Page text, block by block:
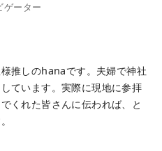
ゲーター
推しのhanaです。夫婦で神社
ています。実際に現地に参拝
くれた皆さんに伝われば、と